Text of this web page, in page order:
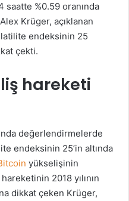
%0.59 oranında
Krüger, açıklanan
endeksinin 25
çekti.
hareketi
değerlendirmelerde
endeksinin 25’in altında
yükselişinin
2018 yılının
dikkat çeken Krüger,